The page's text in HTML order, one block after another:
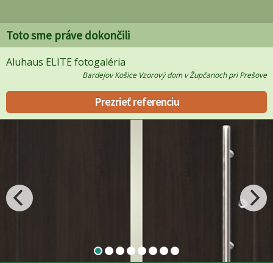
Toto sme práve dokončili
Aluhaus ELITE fotogaléria
Bardejov Košice Vzorový dom v Župčanoch pri Prešove
Prezrieť referenciu